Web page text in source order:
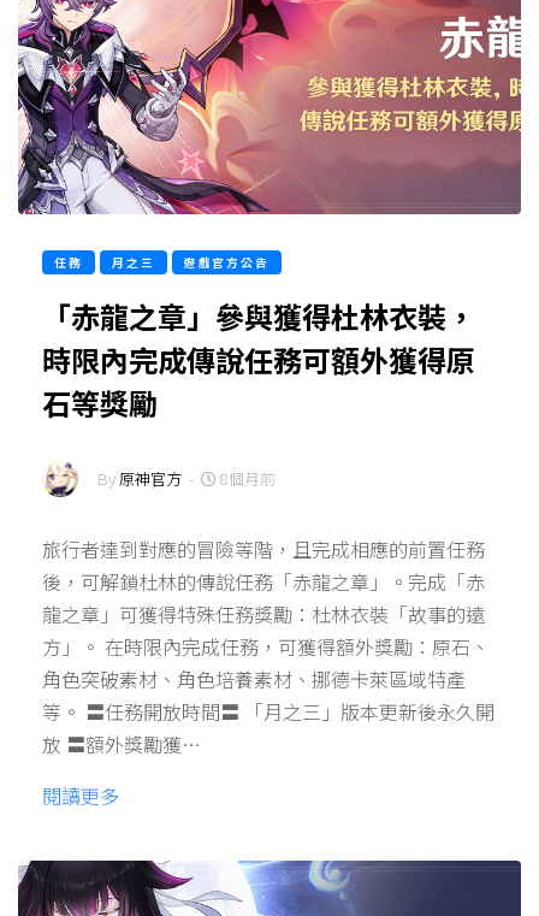
任務 月之三 遊戲官方公告
「赤龍之章」參與獲得杜林衣裝，
時限內完成傳說任務可額外獲得原
石等獎勵
By 原神官方 - 8個月前
旅行者達到對應的冒險等階，且完成相應的前置任務
後，可解鎖杜林的傳說任務「赤龍之章」。完成「赤
龍之章」可獲得特殊任務獎勵：杜林衣裝「故事的遠
方」。 在時限內完成任務，可獲得額外獎勵：原石、
角色突破素材、角色培養素材、挪德卡萊區域特產
等。 〓任務開放時間〓 「月之三」版本更新後永久開
放 〓額外獎勵獲…
閱讀更多